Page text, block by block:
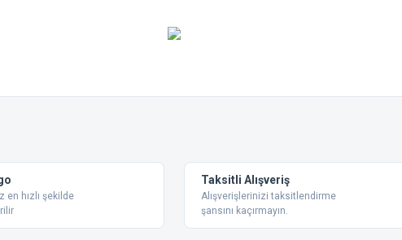
en hızlı şekilde
Taksitli Alışveriş
Alışverişlerinizi taksitlendirme
şansını kaçırmayın.